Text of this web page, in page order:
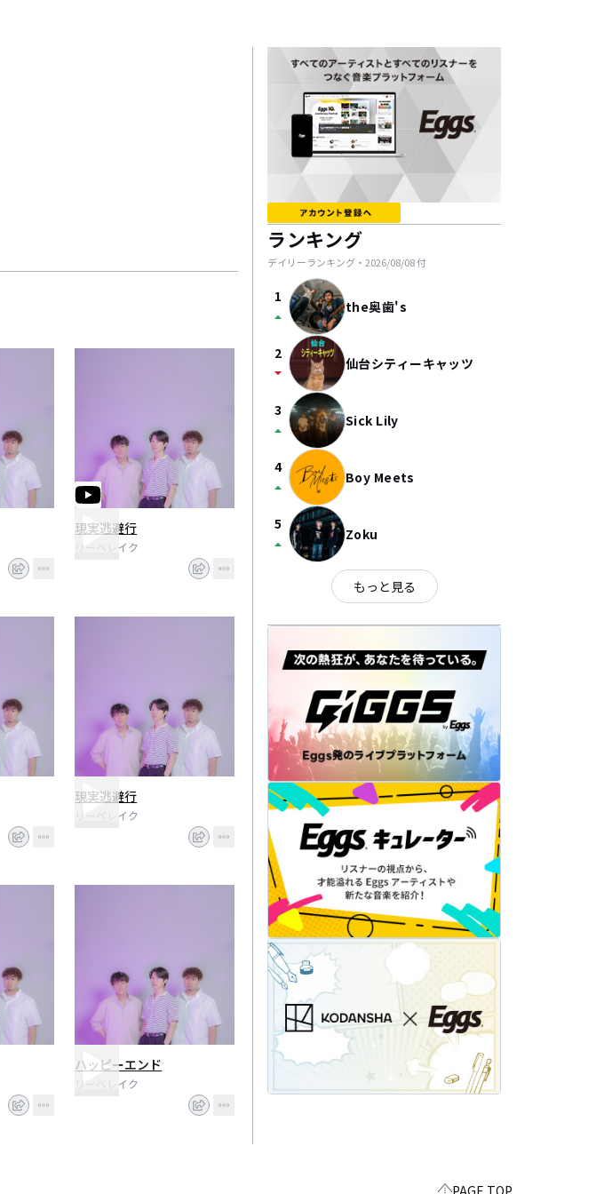
現実逃避行
リーベレイク
現実逃避行
リーベレイク
ハッピーエンド
リーベレイク
ランキング
デイリーランキング・ 2026/08/08付
1
arrow_drop_up the奥歯's
2
arrow_drop_down 仙台シティーキャッツ
3
arrow_drop_up Sick Lily
4
arrow_drop_up Boy Meets
5
arrow_drop_up Zoku
もっと見る
PAGE TOP